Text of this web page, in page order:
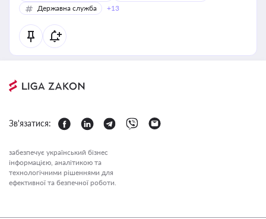
Державна служба
+13
Зв'язатися:
забезпечує український бізнес
інформацією, аналітикою та
технологічними рішеннями для
ефективної та безпечної роботи.